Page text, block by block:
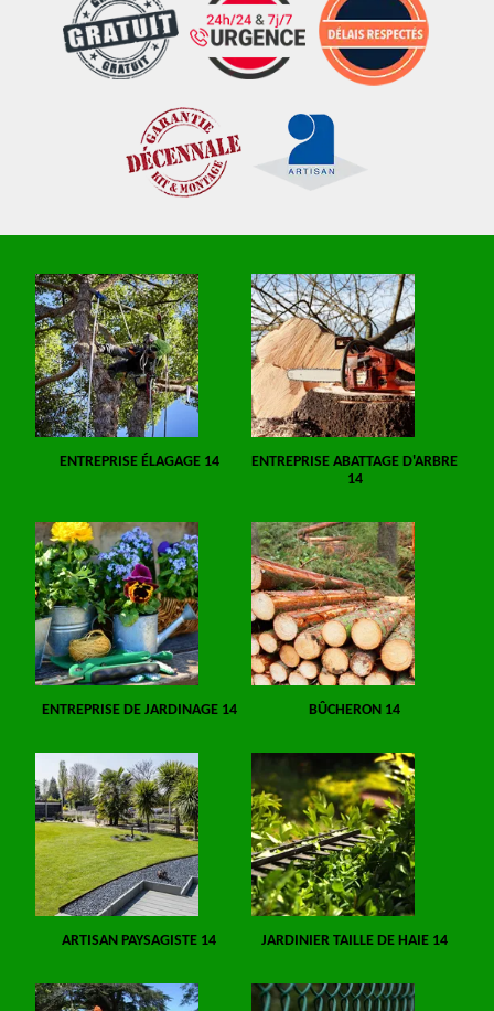
ENTREPRISE ÉLAGAGE 14
ENTREPRISE ABATTAGE D'ARBRE
14
ENTREPRISE DE JARDINAGE 14 BÛCHERON 14
ARTISAN PAYSAGISTE 14 JARDINIER TAILLE DE HAIE 14